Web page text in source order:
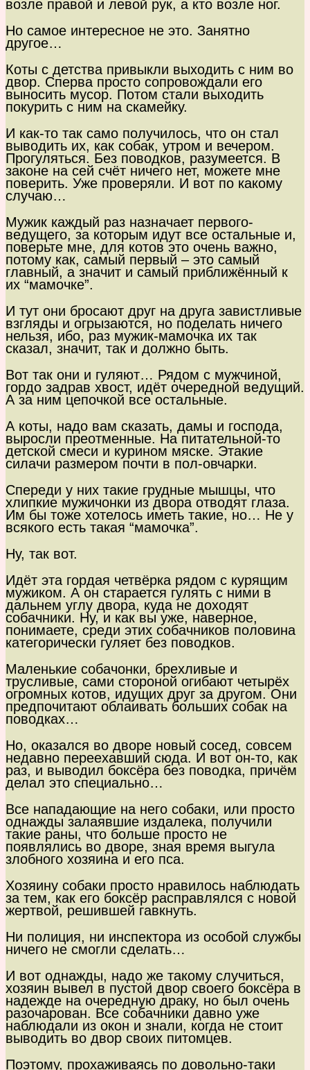
возле правой и левой рук, а кто возле ног.
Но самое интересное не это. Занятно
другое…
Коты с детства привыкли выходить с ним во
двор. Сперва просто сопровождали его
выносить мусор. Потом стали выходить
покурить с ним на скамейку.
И как-то так само получилось, что он стал
выводить их, как собак, утром и вечером.
Прогуляться. Без поводков, разумеется. В
законе на сей счёт ничего нет, можете мне
поверить. Уже проверяли. И вот по какому
случаю…
Мужик каждый раз назначает первого-
ведущего, за которым идут все остальные и,
поверьте мне, для котов это очень важно,
потому как, самый первый – это самый
главный, а значит и самый приближённый к
их “мамочке”.
И тут они бросают друг на друга завистливые
взгляды и огрызаются, но поделать ничего
нельзя, ибо, раз мужик-мамочка их так
сказал, значит, так и должно быть.
Вот так они и гуляют… Рядом с мужчиной,
гордо задрав хвост, идёт очередной ведущий.
А за ним цепочкой все остальные.
А коты, надо вам сказать, дамы и господа,
выросли преотменные. На питательной-то
детской смеси и курином мяске. Этакие
силачи размером почти в пол-овчарки.
Спереди у них такие грудные мышцы, что
хлипкие мужичонки из двора отводят глаза.
Им бы тоже хотелось иметь такие, но… Не у
всякого есть такая “мамочка”.
Ну, так вот.
Идёт эта гордая четвёрка рядом с курящим
мужиком. А он старается гулять с ними в
дальнем углу двора, куда не доходят
собачники. Ну, и как вы уже, наверное,
понимаете, среди этих собачников половина
категорически гуляет без поводков.
Маленькие собачонки, брехливые и
трусливые, сами стороной огибают четырёх
огромных котов, идущих друг за другом. Они
предпочитают облаивать больших собак на
поводках…
Но, оказался во дворе новый сосед, совсем
недавно переехавший сюда. И вот он-то, как
раз, и выводил боксёра без поводка, причём
делал это специально…
Все нападающие на него собаки, или просто
однажды залаявшие издалека, получили
такие раны, что больше просто не
появлялись во дворе, зная время выгула
злобного хозяина и его пса.
Хозяину собаки просто нравилось наблюдать
за тем, как его боксёр расправлялся с новой
жертвой, решившей гавкнуть.
Ни полиция, ни инспектора из особой службы
ничего не смогли сделать…
И вот однажды, надо же такому случиться,
хозяин вывел в пустой двор своего боксёра в
надежде на очередную драку, но был очень
разочарован. Все собачники давно уже
наблюдали из окон и знали, когда не стоит
выводить во двор своих питомцев.
Поэтому, прохаживаясь по довольно-таки